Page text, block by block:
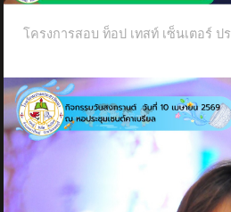
โครงการสอบ ท็อป เทสท์ เซ็นเตอร์ ป